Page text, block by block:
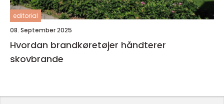
editorial
08. September 2025
Hvordan brandkøretøjer håndterer
skovbrande